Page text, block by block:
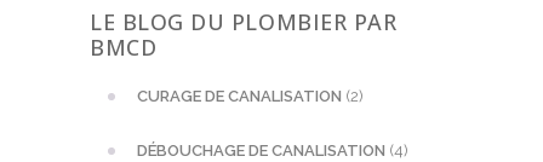
LE BLOG DU PLOMBIER PAR
BMCD
CURAGE DE CANALISATION (2)
DÉBOUCHAGE DE CANALISATION (4)